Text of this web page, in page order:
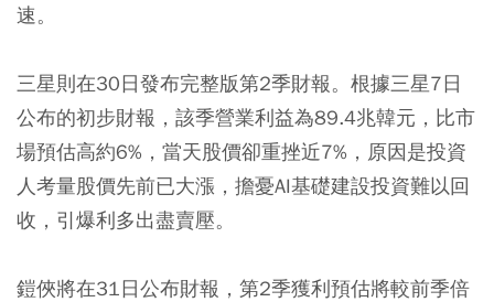
速。
三星則在30日發布完整版第2季財報。根據三星7日
公布的初步財報，該季營業利益為89.4兆韓元，比市
場預估高約6%，當天股價卻重挫近7%，原因是投資
人考量股價先前已大漲，擔憂AI基礎建設投資難以回
收，引爆利多出盡賣壓。
鎧俠將在31日公布財報，第2季獲利預估將較前季倍